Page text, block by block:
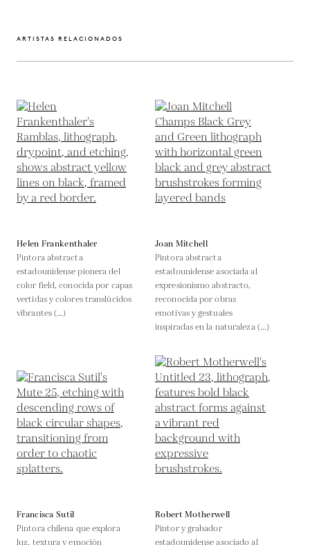
ARTISTAS RELACIONADOS
Helen Frankenthaler
Pintora abstracta
estadounidense pionera del
color field, conocida por capas
vertidas y colores translúcidos
vibrantes (...)
Joan Mitchell
Pintora abstracta
estadounidense asociada al
expresionismo abstracto,
reconocida por obras
emotivas y gestuales
inspiradas en la naturaleza (...)
Francisca Sutil
Pintora chilena que explora
luz, textura y emoción
Robert Motherwell
Pintor y grabador
estadounidense asociado al